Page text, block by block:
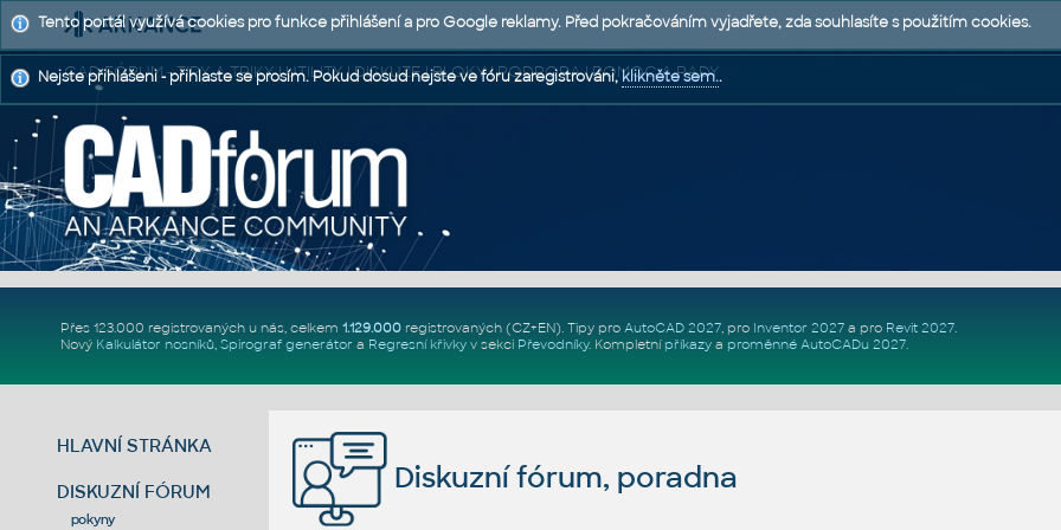
CAD FÓRUM - TIPY A TRIKY | UTILITY | DISKUZE | BLOKY | PODPORA | POMOC A RADY
Přes 123.000 registrovaných u nás, celkem 1.129.000registrovaných (CZ+EN). Tipy pro AutoCAD 2027, pro Inventor 2027a pro Revit 2027.
Nový Kalkulátor nosníků, Spirograf generátor a Regresní křivkyv sekci Převodníky. Kompletní příkazya proměnné AutoCADu 2027.
HLAVNÍ STRÁNKA
DISKUZNÍ FÓRUM
pokyny
Diskuzní fórum, poradna
Tento portál využívá cookies pro funkce přihlášení a pro Google reklamy. Před pokračováním vyjadřete, zda souhlasíte s použitím cookies.
Nejste přihlášeni - přihlaste se prosím. Pokud dosud nejste ve fóru zaregistrováni,klikněte sem..